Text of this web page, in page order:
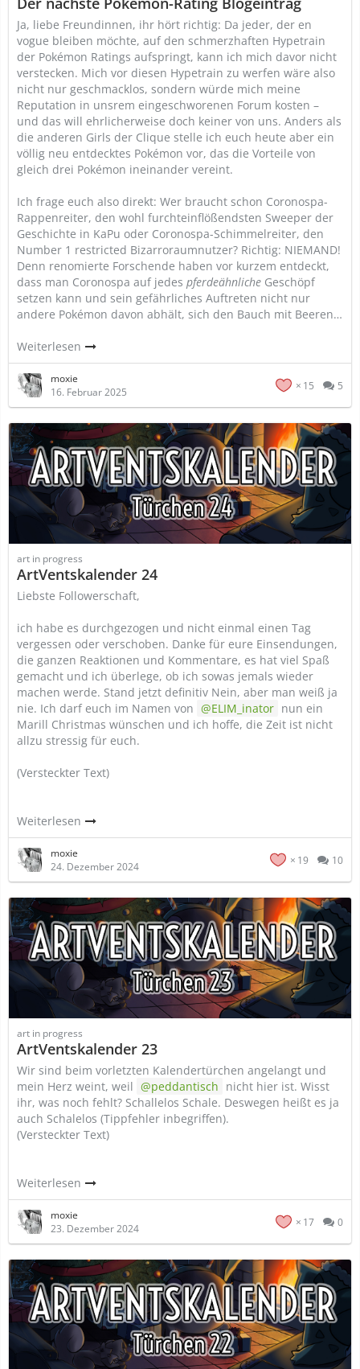
Ja, liebe Freundinnen, ihr hört richtig: Da jeder, der en
vogue bleiben möchte, auf den schmerzhaften Hypetrain
der Pokémon Ratings aufspringt, kann ich mich davor nicht
verstecken. Mich vor diesen Hypetrain zu werfen wäre also
nicht nur geschmacklos, sondern würde mich meine
Reputation in unsrem eingeschworenen Forum kosten –
und das will ehrlicherweise doch keiner von uns. Anders als
die anderen Girls der Clique stelle ich euch heute aber ein
völlig neu entdecktes Pokémon vor, das die Vorteile von
gleich drei Pokémon ineinander vereint.
Ich frage euch also direkt: Wer braucht schon Coronospa-
Rappenreiter, den wohl furchteinflößendsten Sweeper der
Geschichte in KaPu oder Coronospa-Schimmelreiter, den
Number 1 restricted Bizarroraumnutzer? Richtig: NIEMAND!
Denn renomierte Forschende haben vor kurzem entdeckt,
dass man Coronospa auf jedes pferdeähnliche Geschöpf
setzen kann und sein gefährliches Auftreten nicht nur
andere Pokémon davon abhält, sich den Bauch mit Beeren…
Weiterlesen
moxie
16. Februar 2025
15 5
art in progress
ArtVentskalender 24
Liebste Followerschaft,
ich habe es durchgezogen und nicht einmal einen Tag
vergessen oder verschoben. Danke für eure Einsendungen,
die ganzen Reaktionen und Kommentare, es hat viel Spaß
gemacht und ich überlege, ob ich sowas jemals wieder
machen werde. Stand jetzt definitiv Nein, aber man weiß ja
nie. Ich darf euch im Namen von
ELIM_inator nun ein
Marill Christmas wünschen und ich hoffe, die Zeit ist nicht
allzu stressig für euch.
(Versteckter Text)
Weiterlesen
moxie
24. Dezember 2024
19 10
art in progress
ArtVentskalender 23
Wir sind beim vorletzten Kalendertürchen angelangt und
mein Herz weint, weil
peddantisch nicht hier ist. Wisst
ihr, was noch fehlt? Schallelos Schale. Deswegen heißt es ja
auch Schalelos (Tippfehler inbegriffen).
(Versteckter Text)
Weiterlesen
moxie
23. Dezember 2024
17 0